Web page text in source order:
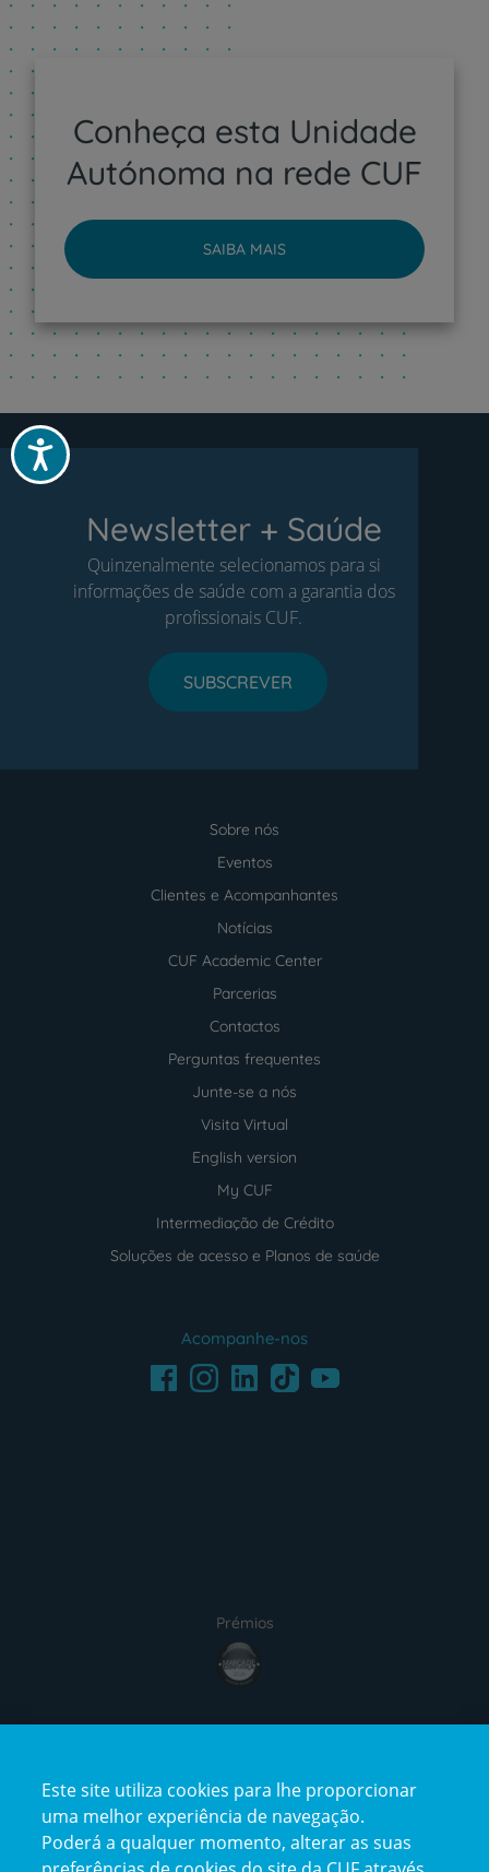
Acessibilidade
Conheça esta Unidade
Autónoma na rede CUF
SAIBA MAIS
Newsletter + Saúde
Quinzenalmente selecionamos para si
informações de saúde com a garantia dos
profissionais CUF.
SUBSCREVER
Sobre nós
Eventos
Clientes e Acompanhantes
Notícias
CUF Academic Center
Parcerias
Contactos
Perguntas frequentes
Junte-se a nós
Visita Virtual
English version
My CUF
Intermediação de Crédito
Soluções de acesso e Planos de saúde
Acompanhe-nos
FacebookInstagramLinkedInTikTokYoutube
Prémios
Este site utiliza cookies para lhe proporcionar
uma melhor experiência de navegação.
Poderá a qualquer momento, alterar as suas